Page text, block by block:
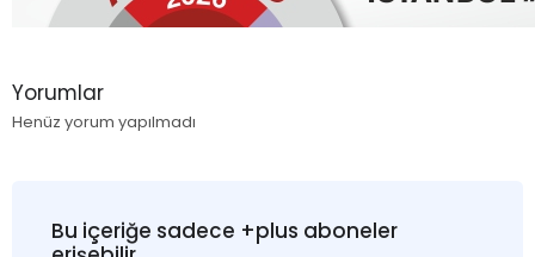
Yorumlar
Henüz yorum yapılmadı
Bu içeriğe sadece +plus aboneler